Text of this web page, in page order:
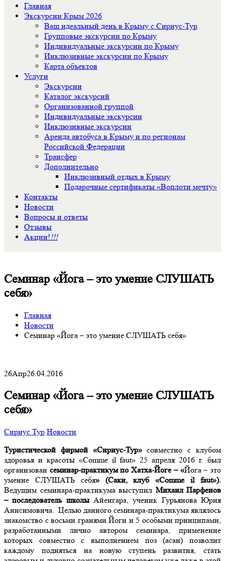
Главная
Экскурсии Крым 2026
Ваш идеальный день в Крыму с Сириус-Тур
Групповые экскурсии по Крыму
Индивидуальные экскурсии по Крыму
Инклюзивные экскурсии по Крыму
Карта объектов
Услуги
Экскурсии
Каталог экскурсий
Организованной группой
Индивидуальные экскурсии
Инклюзивные экскурсии
Аренда автобуса в Крыму и по регионам
Российской Федерации
Трансфер
Дополнительно
Инклюзивный отдых в Крыму
Подарочные сертификаты «Воплоти мечту»
Контакты
Новости
Вопросы и ответы
Отзывы
Акции!!!!
Семинар «Йога – это умение СЛУШАТЬ
себя»
Главная
Новости
Семинар «Йога – это умение СЛУШАТЬ себя»
26Апр26.04.2016
Семинар «Йога – это умение СЛУШАТЬ
себя»
Сириус Тур Новости
Туристической фирмой «Сириус-Тур»совместно с клубом
здоровья и красоты «Comme il faut» 25 апреля 2016 г. был
организован семинар-практикум по Хатха-Йоге – «Йога – это
умение СЛУШАТЬ себя» (Саки, клуб «Comme il faut»).
Ведущим семинара-практикума выступил Михаил Парфенов
– последователь школы Айенгара, ученик Гурьянова Юрия
Анисимовича. Целью данного семинара-практикума являлось
знакомство с восьми гранями Йоги и 5 особыми принципами,
разработанными лично автором семинара, применение
которых совместно с выполнением поз (асан) позволит
каждому подняться на новую ступень развития, стать